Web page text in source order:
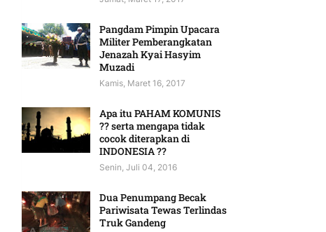
Pangdam Pimpin Upacara
Militer Pemberangkatan
Jenazah Kyai Hasyim
Muzadi
Kamis, Maret 16, 2017
Apa itu PAHAM KOMUNIS
?? serta mengapa tidak
cocok diterapkan di
INDONESIA ??
Senin, Juli 04, 2016
Dua Penumpang Becak
Pariwisata Tewas Terlindas
Truk Gandeng